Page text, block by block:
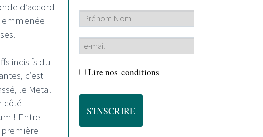
d’accord
emmenée
incisifs du
c’est
le Metal
côté
! Entre
Lire nos conditions